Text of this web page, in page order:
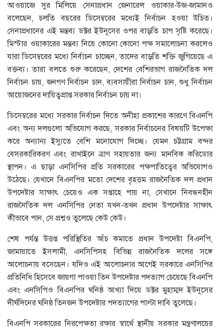
আওয়াজে সুর মিলিয়ে সেনাপ্রধান জেনারেল ওয়াকার-উজ-জামানও
বলেছেন, চলতি বছরের ডিসেম্বরের মধ্যেই নির্বাচন হওয়া উচিত।
সেনাপ্রধানের এই মন্তব্য ডক্টর ইউনূসের ওপর বাড়তি চাপ সৃষ্টি করেছে।
মিস্টার ওয়াকারের মন্তব্য নিয়ে কোনো কোনো পক্ষ সমালোচনা করলেও
যারা ডিসেম্বরের মধ্যে নির্বাচন চাচ্ছেন, তাদের বাড়তি শক্তি জুগিয়েছে এ
বক্তব্য। তারা বলতে শুরু করেছেন, দেশের বেশিরভাগ রাজনৈতিক দল
নির্বাচন চায়, জনগণ নির্বাচন চান, ব্যবসায়ীরা নির্বাচন চান, শুধু নির্বাচন
আয়োজনের দায়িত্বপ্রাপ্ত সরকার নির্বাচন চায় না।
ডিসেম্বরের মধ্যে সরকার নির্বাচন দিতে অনীহা প্রকাশের কারণে বিএনপি
এবং অন্য দলগুলো অভিযোগ করছে, সরকার নির্বাচনের বিষয়টি উপেক্ষা
করে অন্যান্য ইস্যুতে বেশি মনোযোগ দিচ্ছে। যেমন চট্টগ্রাম বন্দর
বেসরকারিকরণ এবং রাখাইনে ত্রাণ সহায়তার জন্য মানবিক করিডোর
স্থাপন। এ ছাড়া এনসিপির প্রতি সরকারের পক্ষপাতিত্বের অভিযোগও
উঠেছে। যেখানে বিএনপির মতো দেশের বৃহত্তম রাজনৈতিক দল প্রধান
উপদেষ্টার সাক্ষাৎ চেয়েও এক সপ্তাহে পায় না, সেখানে নিবন্ধনহীন
রাজনৈতিক দল এনসিপির নেতা যখন-তখন প্রধান উপদেষ্টার সাক্ষাৎ
কীভাবে পান, সে প্রশ্নও তুলেছে কেউ কেউ।
শেষ পর্যন্ত উত্তপ্ত পরিস্থিতির আঁচ কমাতে প্রধান উপদেষ্টা বিএনপি,
জামায়াতে ইসলামী, এনসিপিসহ বিভিন্ন রাজনৈতিক দলের সঙ্গে
আলোচনায় বসেছেন। যদিও এই আলোচনার আগেই সরকারে এনসিপির
প্রতিনিধি হিসেবে জায়গা পাওয়া তিন উপদেষ্টার পদত্যাগ চেয়েছে বিএনপি
এবং এনসিপিও বিএনপির ঘনিষ্ঠ আখ্যা দিয়ে ডক্টর মুহাম্মদ ইউনূসের
দীর্ঘদিনের ঘনিষ্ঠ তিনজন উপদেষ্টার পদত্যাগের পাল্টা দাবি তুলেছে।
বিএনপি সরকারের নিরপেক্ষতা রক্ষার স্বার্থে স্থানীয় সরকার মন্ত্রণালয়ের